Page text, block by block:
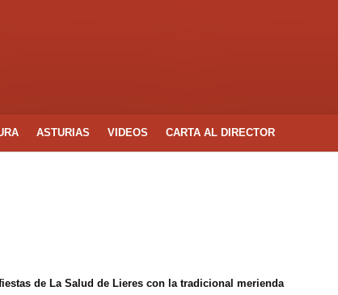
ASTURIAS VIDEOS CARTA AL DIRECTOR
de La Salud de Lieres con la tradicional merienda